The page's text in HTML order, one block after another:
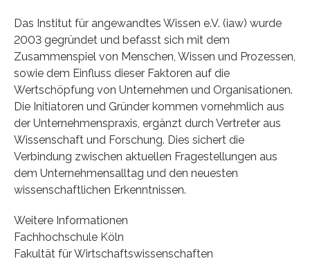
Das Institut für angewandtes Wissen e.V. (iaw) wurde
2003 gegründet und befasst sich mit dem
Zusammenspiel von Menschen, Wissen und Prozessen,
sowie dem Einfluss dieser Faktoren auf die
Wertschöpfung von Unternehmen und Organisationen.
Die Initiatoren und Gründer kommen vornehmlich aus
der Unternehmenspraxis, ergänzt durch Vertreter aus
Wissenschaft und Forschung. Dies sichert die
Verbindung zwischen aktuellen Fragestellungen aus
dem Unternehmensalltag und den neuesten
wissenschaftlichen Erkenntnissen.
Weitere Informationen
Fachhochschule Köln
Fakultät für Wirtschaftswissenschaften